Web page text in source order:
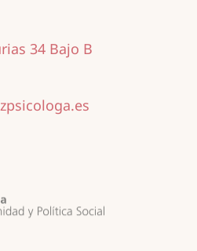
34 Bajo B